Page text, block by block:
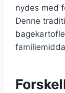
nydes med
Denne